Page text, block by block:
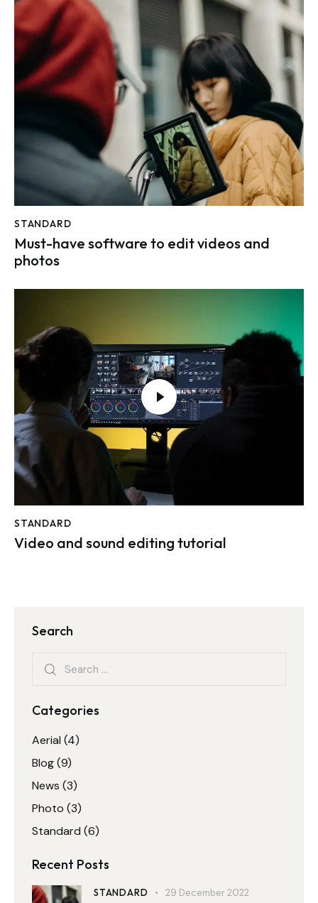
STANDARD
Must-have software to edit videos and
photos
STANDARD
Video and sound editing tutorial
Search
Categories
Aerial (4)
Blog(9)
News (3)
Photo (3)
Standard (6)
Recent Posts
STANDARD 29 December 2022